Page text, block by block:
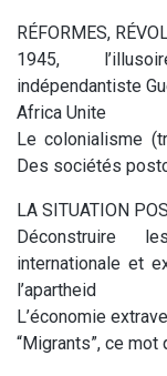
RÉFORMES,
1945,
indépendantiste
Africa Unite
Le colonialisme
Des sociétés
LA SITUATION
Déconstruire
internationale et
l’apartheid
L’économie
“Migrants”, ce mot